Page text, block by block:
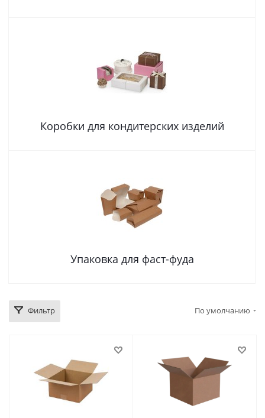
Коробки для кондитерских изделий
Упаковка для фаст-фуда
Фильтр По умолчанию